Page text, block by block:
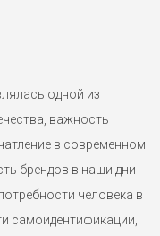
одной из
важность
в современном
брендов в наши дни
человека в
самоидентификации,